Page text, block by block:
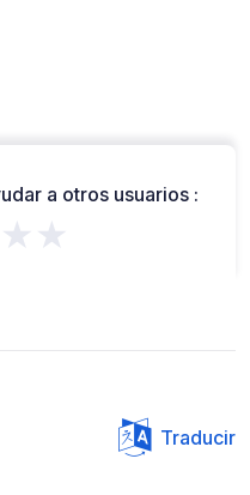
a otros usuarios :
Traducir